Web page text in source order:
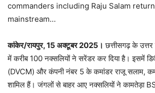
commanders including Raju Salam
mainstream…
कांकेर/रायपुर, 15 अक्टूबर 2025। छत्तीसगढ़ के
में करीब 100 नक्सलियों ने सरेंडर कर दिया है। इसमें
(DVCM) और कंपनी नंबर 5 के कमांडर राजू सलाम,
शामिल हैं। जंगलों से बाहर आए नक्सलियों ने कामतेड़ा